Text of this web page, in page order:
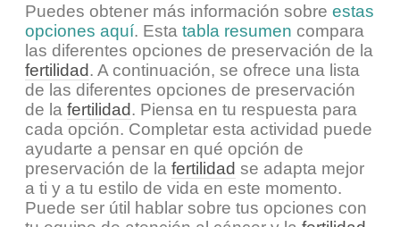
Puedes obtener más información sobre estas
opciones aquí. Esta tabla resumen compara
las diferentes opciones de preservación de la
fertilidad. A continuación, se ofrece una lista
de las diferentes opciones de preservación
de la fertilidad. Piensa en tu respuesta para
cada opción. Completar esta actividad puede
ayudarte a pensar en qué opción de
preservación de la fertilidad se adapta mejor
a ti y a tu estilo de vida en este momento.
Puede ser útil hablar sobre tus opciones con